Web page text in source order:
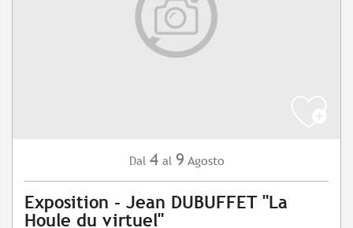
Dal 4 al 9 Agosto
Exposition - Jean DUBUFFET "La
Houle du virtuel"